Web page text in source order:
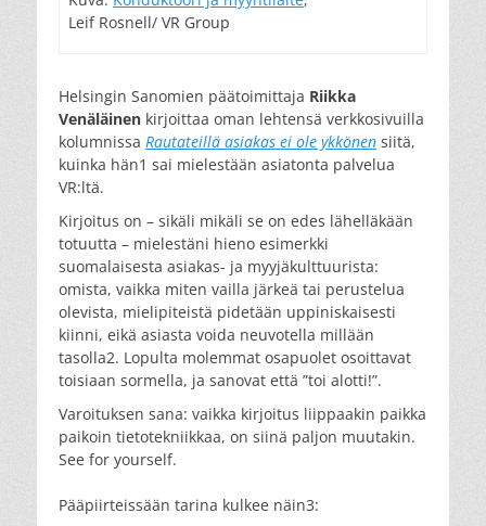
Leif Rosnell/ VR Group
Helsingin Sanomien päätoimittaja Riikka
Venäläinen kirjoittaa oman lehtensä verkkosivuilla
kolumnissa Rautateillä asiakas ei ole ykkönen siitä,
kuinka hän1 sai mielestään asiatonta palvelua
VR:ltä.
Kirjoitus on – sikäli mikäli se on edes lähelläkään
totuutta – mielestäni hieno esimerkki
suomalaisesta asiakas- ja myyjäkulttuurista:
omista, vaikka miten vailla järkeä tai perustelua
olevista, mielipiteistä pidetään uppiniskaisesti
kiinni, eikä asiasta voida neuvotella millään
tasolla2. Lopulta molemmat osapuolet osoittavat
toisiaan sormella, ja sanovat että ”toi alotti!”.
Varoituksen sana: vaikka kirjoitus liippaakin paikka
paikoin tietotekniikkaa, on siinä paljon muutakin.
See for yourself.
Pääpiirteissään tarina kulkee näin3: